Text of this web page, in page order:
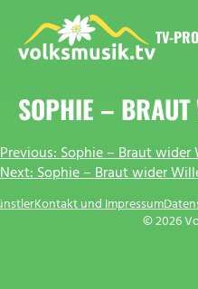
Inhalt
springen
TV-
SOPHIE – BRAUT
Previous:Sophie – Braut wider
Next:Sophie – Braut wider
© 2026
Kontakt und Impressum